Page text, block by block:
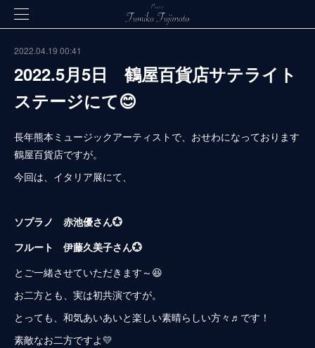
2022.04.19 00:41
2022.5月5日 鶴屋百貨店サテライト
ステージにて😊
長年熊本ミュージックアーティストで、おせわになっております
鶴屋百貨店ですが。
今回は、イタリア展にて、
ソプラノ 赤池優さん💮
フルート 伊藤久美子さん💮
とご一緒させていただきます～😆
お二方とも、実は初共演ですが。
とっても、和気あいあいと楽しい素晴らしい方々♬です！
素敵なお二方ですよ💛